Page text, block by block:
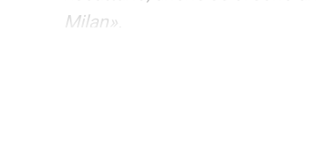
Milan».